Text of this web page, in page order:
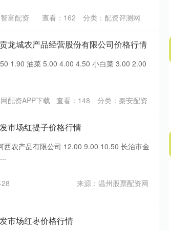
富配资 查看： 162 分类：配资评测网
龙城农产品经营股份有限公司价格行情
1.90 油菜 5.00 4.00 4.50 小白菜 3.00 2.00
配资APP下载 查看： 148 分类： 秦安配资
市场红提子价格行情
农产品有限公司 12.00 9.00 10.50 长治市金
来源：温州股票配资网
市场红枣价格行情